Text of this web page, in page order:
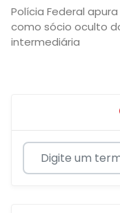
Polícia Federal
como sócio oculto
intermediária